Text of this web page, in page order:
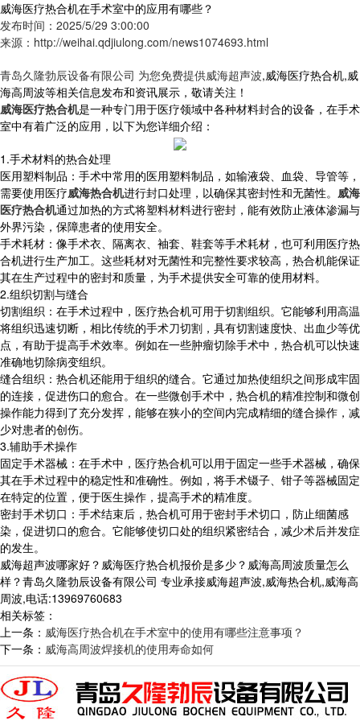
威海医疗热合机在手术室中的应用有哪些？
发布时间：2025/5/29 3:00:00
来源：http://weihai.qdjiulong.com/news1074693.html
青岛久隆勃辰设备有限公司 为您免费提供威海超声波,威海医疗热合机,威
海高周波等相关信息发布和资讯展示，敬请关注！
威海医疗热合机是一种专门用于医疗领域中各种材料封合的设备，在手术
室中有着广泛的应用，以下为您详细介绍：
1.手术材料的热合处理
医用塑料制品：手术中常用的医用塑料制品，如输液袋、血袋、导管等，
需要使用医疗威海热合机进行封口处理，以确保其密封性和无菌性。 威海
医疗热合机通过加热的方式将塑料材料进行密封，能有效防止液体渗漏与
外界污染，保障患者的使用安全。
手术耗材：像手术衣、隔离衣、袖套、鞋套等手术耗材，也可利用医疗热
合机进行生产加工。这些耗材对无菌性和完整性要求较高，热合机能保证
其在生产过程中的密封和质量，为手术提供安全可靠的使用材料。
2.组织切割与缝合
切割组织：在手术过程中，医疗热合机可用于切割组织。它能够利用高温
将组织迅速切断，相比传统的手术刀切割，具有切割速度快、出血少等优
点，有助于提高手术效率。例如在一些肿瘤切除手术中，热合机可以快速
准确地切除病变组织。
缝合组织：热合机还能用于组织的缝合。它通过加热使组织之间形成牢固
的连接，促进伤口的愈合。在一些微创手术中，热合机的精准控制和微创
操作能力得到了充分发挥，能够在狭小的空间内完成精细的缝合操作，减
少对患者的创伤。
3.辅助手术操作
固定手术器械：在手术中，医疗热合机可以用于固定一些手术器械，确保
其在手术过程中的稳定性和准确性。例如，将手术镊子、钳子等器械固定
在特定的位置，便于医生操作，提高手术的精准度。
密封手术切口：手术结束后，热合机可用于密封手术切口，防止细菌感
染，促进切口的愈合。它能够使切口处的组织紧密结合，减少术后并发症
的发生。
威海超声波哪家好？威海医疗热合机报价是多少？威海高周波质量怎么
样？青岛久隆勃辰设备有限公司 专业承接威海超声波,威海热合机,威海高
周波,电话:13969760683
相关标签：
上一条： 威海医疗热合机在手术室中的使用有哪些注意事项？
下一条： 威海高周波焊接机的使用寿命如何